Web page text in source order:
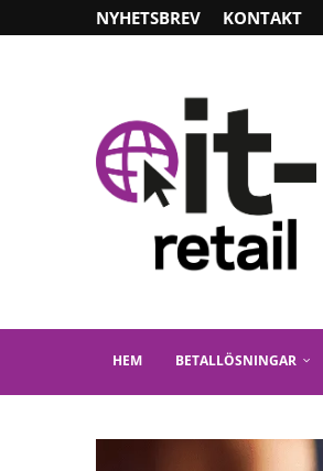
NYHETSBREV KONTAKT
HEM BETALLÖSNINGAR